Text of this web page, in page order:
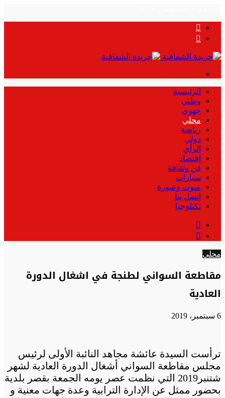
الرئيسية
وطني
جهوي
محلي
رياضة
دولي
الرأي
إقتصاد
فن وثقافة
سيارات
صوت وصورة
إتصل بنا
تكنلوجيا
المظلم
محلي
مقاطعة السواني لطنجة في اشغال الدورة
العادية
6 سبتمبر، 2019
ترأست السيدة عائشة مجاهد النائبة الأولى لرئيس
مجلس مقاطعة السواني أشغال الدورة العادية لشهر
شتنبر2019 التي نظمت عصر يومه الجمعة بقصر بلدية
بحضور ممثل عن الإدارة الترابية وعدة جهات معنية و